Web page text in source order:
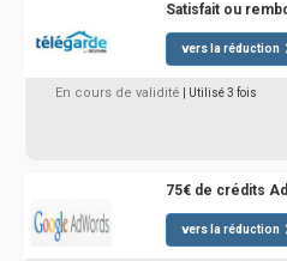
Satisfait ou
vers la réduction
En cours de validité | Utilisé 3 fois
75€ de crédits
vers la réduction